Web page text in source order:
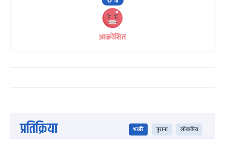
आक्रोशित
प्रतिक्रिया भर्खरै पुराना लोकप्रिय